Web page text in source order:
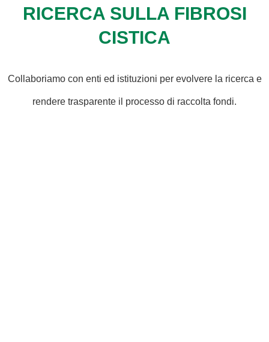
RICERCA SULLA FIBROSI
CISTICA
Collaboriamo con enti ed istituzioni per evolvere la ricerca e
rendere trasparente il processo di raccolta fondi.